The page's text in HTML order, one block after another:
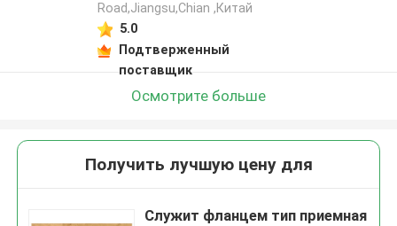
Road,Jiangsu,Chian ,Китай
5.0
Подтверженный
поставщик
Осмотрите больше
Получить лучшую цену для
Служит фланцем тип приемная